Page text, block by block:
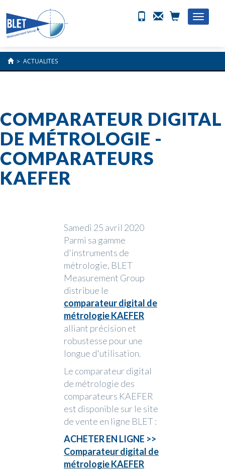
Toggle
> ACTUALITES
COMPARATEUR DIGITAL
DE MÉTROLOGIE -
COMPARATEURS
KAEFER
Samedi 25 avril 2020
Parmi sa gamme
d'instruments de
métrologie, BLET
Measurement Group
distribue le
comparateur digital de
métrologie KAEFER
alliant précision et
robustesse pour une
longue d'utilisation.
Le comparateur digital
de métrologie des
comparateurs KAEFER
est disponible sur le site
de vente en ligne BLET :
ACHETER EN LIGNE >>
Comparateur digital de
métrologie KAEFER